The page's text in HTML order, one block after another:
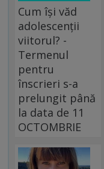
Cum își văd
adolescenții
viitorul? -
Termenul
pentru
înscrieri s-a
prelungit până
la data de 11
OCTOMBRIE